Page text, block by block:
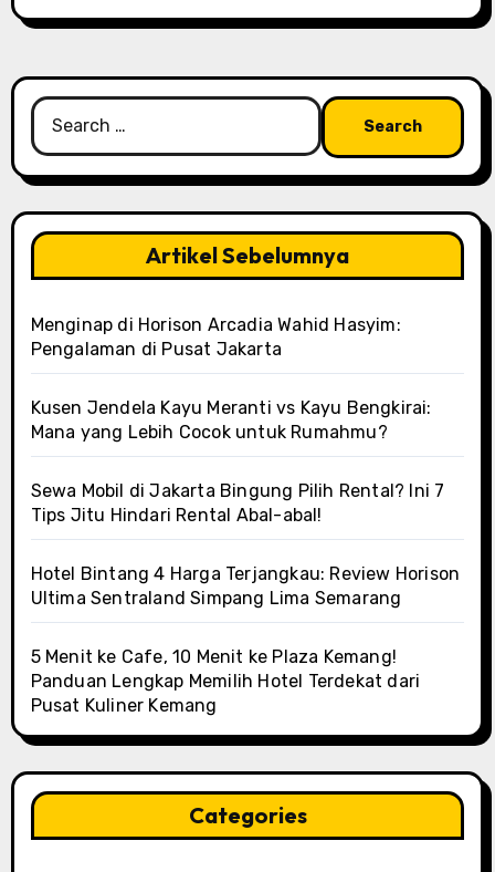
Search
for:
Artikel Sebelumnya
Menginap di Horison Arcadia Wahid Hasyim:
Pengalaman di Pusat Jakarta
Kusen Jendela Kayu Meranti vs Kayu Bengkirai:
Mana yang Lebih Cocok untuk Rumahmu?
Sewa Mobil di Jakarta Bingung Pilih Rental? Ini 7
Tips Jitu Hindari Rental Abal-abal!
Hotel Bintang 4 Harga Terjangkau: Review Horison
Ultima Sentraland Simpang Lima Semarang
5 Menit ke Cafe, 10 Menit ke Plaza Kemang!
Panduan Lengkap Memilih Hotel Terdekat dari
Pusat Kuliner Kemang
Categories